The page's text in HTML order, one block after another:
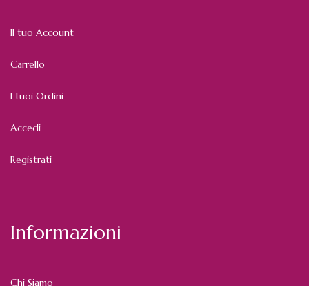
Il tuo Account
Carrello
I tuoi Ordini
Accedi
Registrati
Informazioni
Chi Siamo